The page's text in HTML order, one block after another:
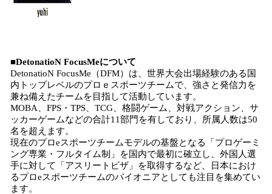
■DetonatioN FocusMeについて
DetonatioN FocusMe（DFM）は、世界大会出場経験のある国
内トップレベルのプロｅスポーツチームで、強さと発信力を
兼ね備えたチームを目指して活動しています。
MOBA、FPS・TPS、TCG、格闘ゲーム、対戦アクション、サ
ッカーゲームなどの合計11部門を有しており、所属人数は50
名を超えます。
現在のプロeスポーツチームモデルの基盤となる「プロゲーミ
ング専業・フルタイム制」を国内で最初に確立し、外国人選
手に対して「アスリートビザ」を取得するなど、日本におけ
るプロeスポーツチームのパイオニアとしても注目を集めてい
ます。